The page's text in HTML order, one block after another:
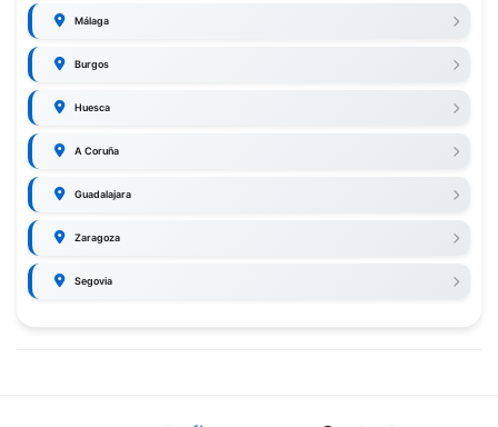
Málaga
Burgos
Huesca
A Coruña
Guadalajara
Zaragoza
Segovia